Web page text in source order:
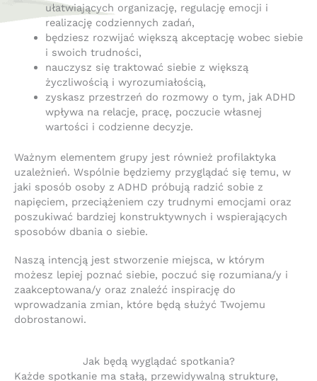
ułatwiających organizację, regulację emocji i
realizację codziennych zadań,
będziesz rozwijać większą akceptację wobec siebie
i swoich trudności,
nauczysz się traktować siebie z większą
życzliwością i wyrozumiałością,
zyskasz przestrzeń do rozmowy o tym, jak ADHD
wpływa na relacje, pracę, poczucie własnej
wartości i codzienne decyzje.
Ważnym elementem grupy jest również profilaktyka
uzależnień. Wspólnie będziemy przyglądać się temu, w
jaki sposób osoby z ADHD próbują radzić sobie z
napięciem, przeciążeniem czy trudnymi emocjami oraz
poszukiwać bardziej konstruktywnych i wspierających
sposobów dbania o siebie.
Naszą intencją jest stworzenie miejsca, w którym
możesz lepiej poznać siebie, poczuć się rozumiana/y i
zaakceptowana/y oraz znaleźć inspirację do
wprowadzania zmian, które będą służyć Twojemu
dobrostanowi.
Jak będą wyglądać spotkania?
Każde spotkanie ma stałą, przewidywalną strukturę,